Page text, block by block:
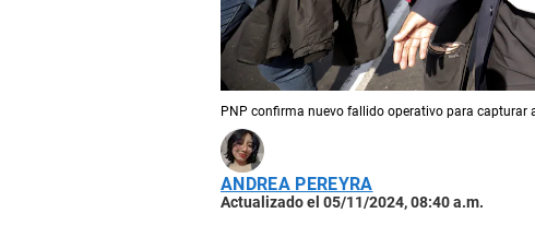
PNP confirma nuevo fallido operativo para capturar
ANDREA PEREYRA
Actualizado el 05/11/2024, 08:40 a.m.